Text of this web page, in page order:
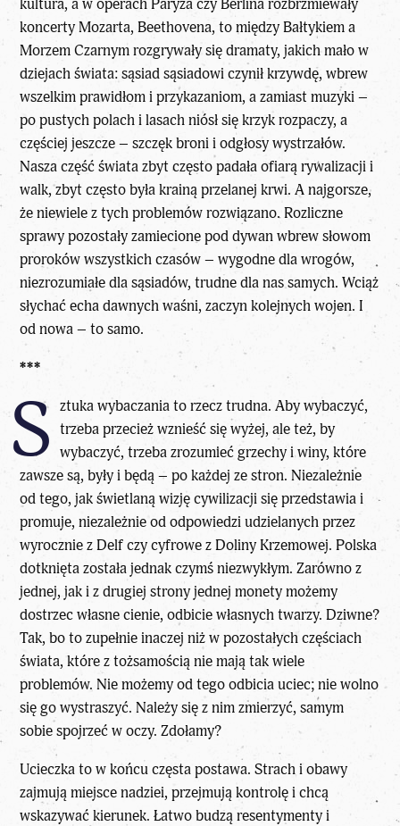
kultura, a w operach Paryża czy Berlina rozbrzmiewały
koncerty Mozarta, Beethovena, to między Bałtykiem a
Morzem Czarnym rozgrywały się dramaty, jakich mało w
dziejach świata: sąsiad sąsiadowi czynił krzywdę, wbrew
wszelkim prawidłom i przykazaniom, a zamiast muzyki –
po pustych polach i lasach niósł się krzyk rozpaczy, a
częściej jeszcze – szczęk broni i odgłosy wystrzałów.
Nasza część świata zbyt często padała ofiarą rywalizacji i
walk, zbyt często była krainą przelanej krwi. A najgorsze,
że niewiele z tych problemów rozwiązano. Rozliczne
sprawy pozostały zamiecione pod dywan wbrew słowom
proroków wszystkich czasów – wygodne dla wrogów,
niezrozumiałe dla sąsiadów, trudne dla nas samych. Wciąż
słychać echa dawnych waśni, zaczyn kolejnych wojen. I
od nowa – to samo.
***
S ztuka wybaczania to rzecz trudna. Aby wybaczyć,
trzeba przecież wznieść się wyżej, ale też, by
wybaczyć, trzeba zrozumieć grzechy i winy, które
zawsze są, były i będą – po każdej ze stron. Niezależnie
od tego, jak świetlaną wizję cywilizacji się przedstawia i
promuje, niezależnie od odpowiedzi udzielanych przez
wyrocznie z Delf czy cyfrowe z Doliny Krzemowej. Polska
dotknięta została jednak czymś niezwykłym. Zarówno z
jednej, jak i z drugiej strony jednej monety możemy
dostrzec własne cienie, odbicie własnych twarzy. Dziwne?
Tak, bo to zupełnie inaczej niż w pozostałych częściach
świata, które z tożsamością nie mają tak wiele
problemów. Nie możemy od tego odbicia uciec; nie wolno
się go wystraszyć. Należy się z nim zmierzyć, samym
sobie spojrzeć w oczy. Zdołamy?
Ucieczka to w końcu częsta postawa. Strach i obawy
zajmują miejsce nadziei, przejmują kontrolę i chcą
wskazywać kierunek. Łatwo budzą resentymenty i